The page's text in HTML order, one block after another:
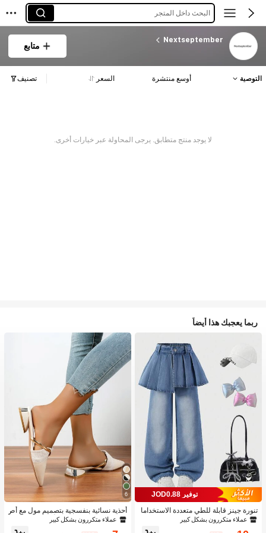
البحث داخل المتجر
Nextseptember
متابع
التوصية أوسع منتشرة السعر تصنيف
لا يوجد منتج متطابق. يرجى المحاولة عبر خيارات أخرى.
ربما يعجبك هذا أيضاً
توفير JOD0.88
تنورة جينز قابلة للطي متعددة الاستخداما
ت بتصميم قطعتين للبنات 1 قطعة
عملاء متكررون بشكل كبير
6
أحذية نسائية بنفسجية بتصميم مول مع أص
بع مدبب وكعب منخفض، أحذية من الجلد ا
عملاء متكررون بشكل كبير